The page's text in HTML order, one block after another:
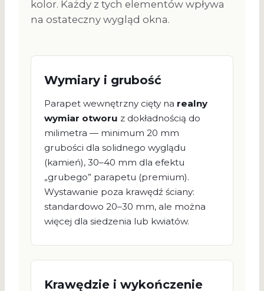
kolor. Każdy z tych elementów wpływa
na ostateczny wygląd okna.
Wymiary i grubość
Parapet wewnętrzny cięty na realny
wymiar otworu z dokładnością do
milimetra — minimum 20 mm
grubości dla solidnego wyglądu
(kamień), 30–40 mm dla efektu
„grubego” parapetu (premium).
Wystawanie poza krawędź ściany:
standardowo 20–30 mm, ale można
więcej dla siedzenia lub kwiatów.
Krawędzie i wykończenie